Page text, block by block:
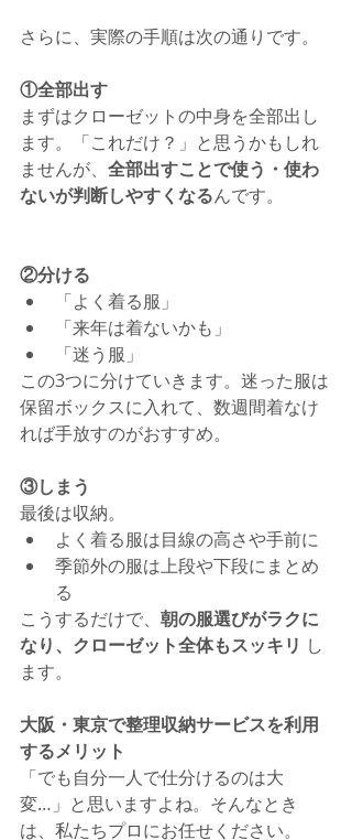
さらに、実際の手順は次の通りです。
①全部出す
まずはクローゼットの中身を全部出し
ます。「これだけ？」と思うかもしれ
ませんが、 全部出すことで使う・使わ
ないが判断しやすくなるんです。
②分ける
「よく着る服」
「来年は着ないかも」
「迷う服」
この3つに分けていきます。迷った服は
保留ボックスに入れて、数週間着なけ
れば手放すのがおすすめ。
③しまう
最後は収納。
よく着る服は目線の高さや手前に
季節外の服は上段や下段にまとめ
る
こうするだけで、 朝の服選びがラクに
なり、クローゼット全体もスッキリ し
ます。
大阪・東京で整理収納サービスを利用
するメリット
「でも自分一人で仕分けるのは大
変…」と思いますよね。そんなとき
は、私たちプロにお任せください。